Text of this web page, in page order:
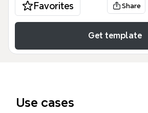
Favorites Share
Get template
Use cases